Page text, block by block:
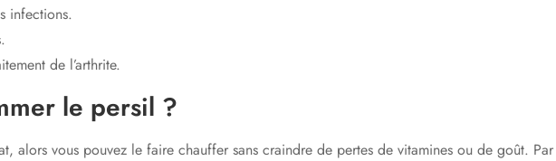
infections.
de l’arthrite.
le persil ?
alors vous pouvez le faire chauffer sans craindre de pertes de vitamines ou de goût.